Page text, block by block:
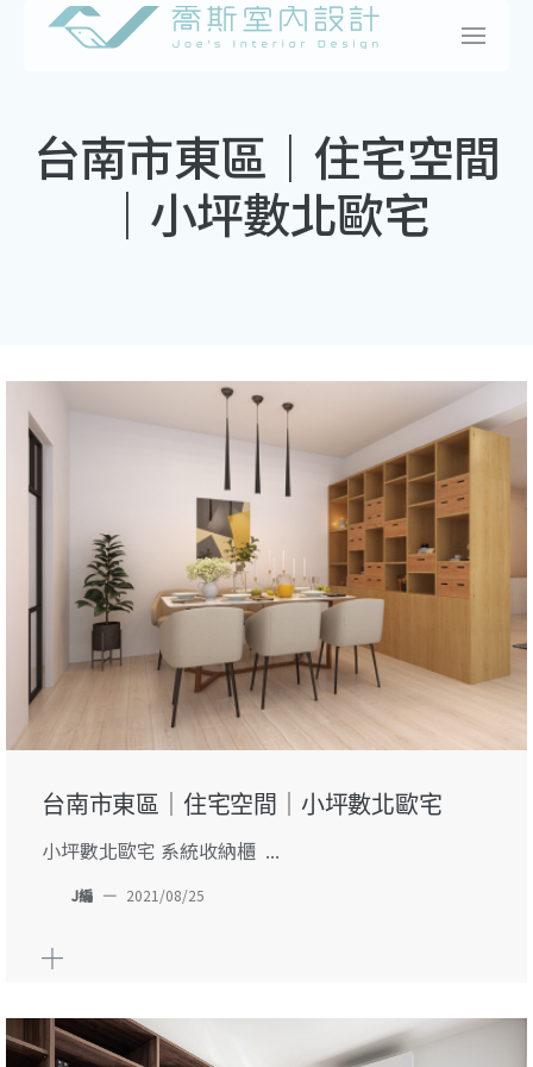
台南市東區｜住宅空間
｜小坪數北歐宅
台南市東區｜住宅空間｜小坪數北歐宅
小坪數北歐宅 系統收納櫃 ...
J編 — 2021/08/25